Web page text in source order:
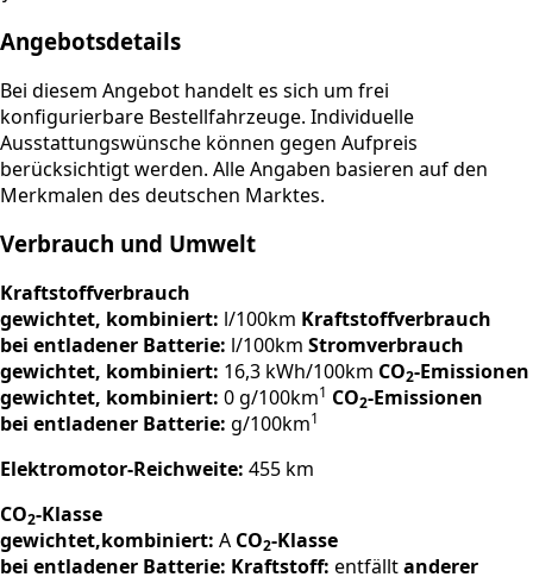
Angebotsdetails
Bei diesem Angebot handelt es sich um frei
konfigurierbare Bestellfahrzeuge. Individuelle
Ausstattungswünsche können gegen Aufpreis
berücksichtigt werden. Alle Angaben basieren auf den
Merkmalen des deutschen Marktes.
Verbrauch und Umwelt
Kraftstoffverbrauch
gewichtet, kombiniert: l/100km Kraftstoffverbrauch
bei entladener Batterie: l/100km Stromverbrauch
gewichtet, kombiniert: 16,3 kWh/100km CO2-Emissionen
gewichtet, kombiniert: 0 g/100km1 CO2-Emissionen
bei entladener Batterie: g/100km1
Elektromotor-Reichweite: 455 km
CO2-Klasse
gewichtet,kombiniert: A CO2-Klasse
bei entladener Batterie: Kraftstoff: entfälltanderer